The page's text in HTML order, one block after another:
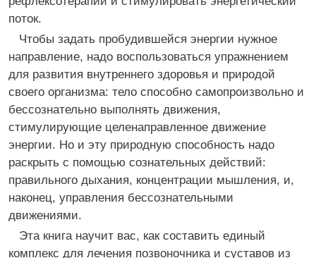
поток.
Чтобы задать пробудившейся энергии нужное
направление, надо воспользоваться упражнением
для развития внутреннего здоровья и природой
своего организма: тело способно самопроизвольно и
бессознательно выполнять движения,
стимулирующие целенаправленное движение
энергии. Но и эту природную способность надо
раскрыть с помощью сознательных действий:
правильного дыхания, концентрации мышления, и,
наконец, управления бессознательными
движениями.
Эта книга научит вас, как составить единый
комплекс для лечения позвоночника и суставов из